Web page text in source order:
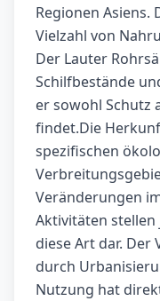
Regionen Asiens.
Vielzahl von
Der Lauter
Schilfbestände
er sowohl Schutz
findet.Die
spezifischen
Veränderungen
Aktivitäten
diese Art dar. Der
durch
Nutzung hat